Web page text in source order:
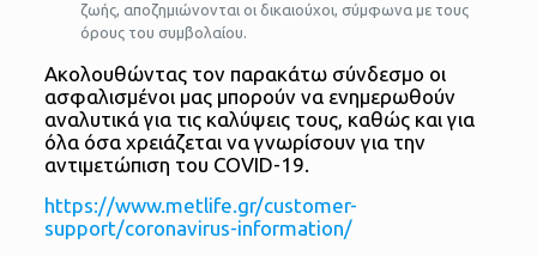
ζωής, αποζημιώνονται οι δικαιούχοι, σύμφωνα με τους
όρους του συμβολαίου.
Ακολουθώντας τον παρακάτω σύνδεσμο οι
ασφαλισμένοι μας μπορούν να ενημερωθούν
αναλυτικά για τις καλύψεις τους, καθώς και για
όλα όσα χρειάζεται να γνωρίσουν για την
αντιμετώπιση του COVID-19.
https://www.metlife.gr/customer-
support/coronavirus-information/